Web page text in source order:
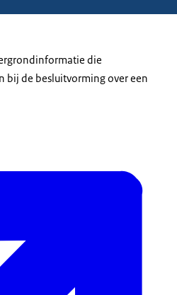
die
bij de besluitvorming over een